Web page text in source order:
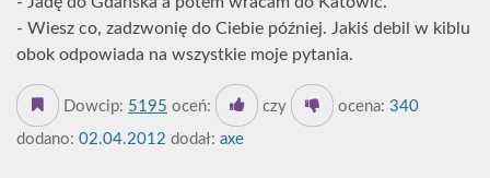
- Wiesz co, zadzwonię do Ciebie później. Jakiś debil w kiblu
obok odpowiada na wszystkie moje pytania.
Dowcip: 5195 oceń: czy ocena: 340
dodano: 02.04.2012 dodał: axe